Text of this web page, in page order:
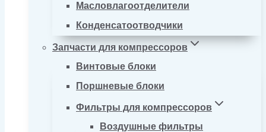
Масловлагоотделители
Конденсатоотводчики
Запчасти для компрессоров
Винтовые блоки
Поршневые блоки
Фильтры для компрессоров
Воздушные фильтры